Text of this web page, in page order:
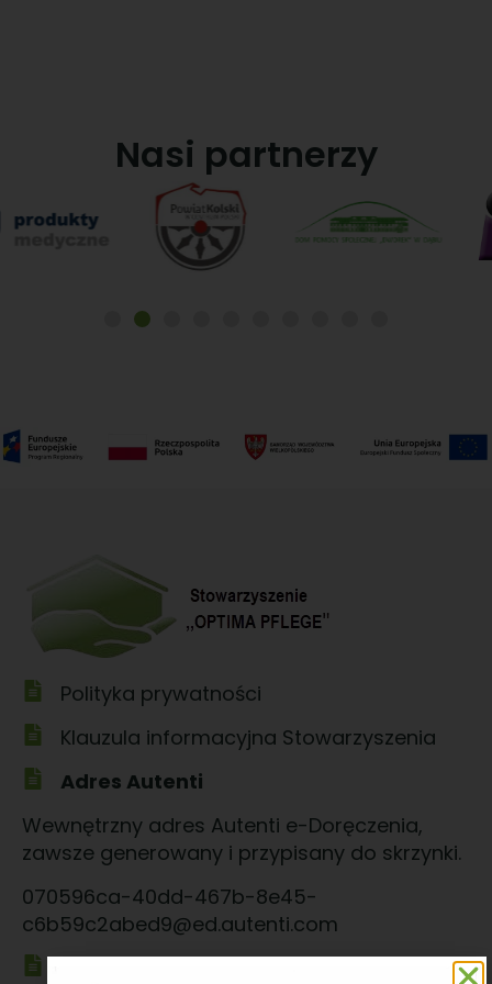
Nasi partnerzy
Polityka prywatności
Klauzula informacyjna Stowarzyszenia
Adres Autenti
Wewnętrzny adres Autenti e-Doręczenia,
zawsze generowany i przypisany do skrzynki.
070596ca-40dd-467b-8e45-
c6b59c2abed9@ed.autenti.com